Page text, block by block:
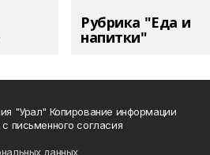
Рубрика "Еда и
напитки"
"Урал" Копирование информации
письменного согласия
данных